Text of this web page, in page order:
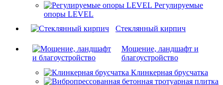
Регулируемые
опоры LEVEL
Cтеклянный кирпич
Мощение, ландшафт и
благоустройство
Клинкерная брусчатка